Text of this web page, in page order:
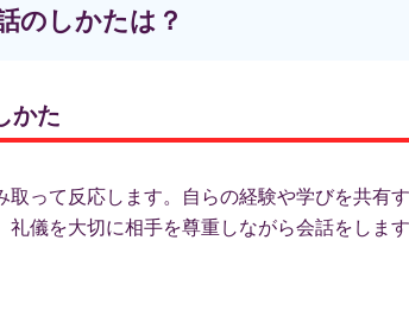
のしかたは？
かた
取って反応します。自らの経験や学びを共有
礼儀を大切に相手を尊重しながら会話をします